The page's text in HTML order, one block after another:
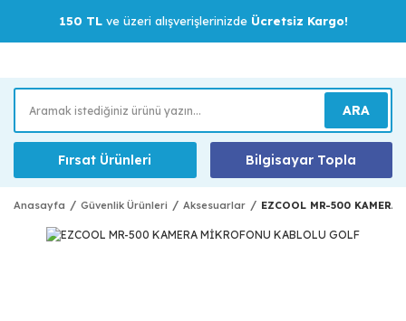
150 TLve üzeri alışverişlerinizde Ücretsiz Kargo!
ARA
Fırsat Ürünleri Bilgisayar Topla
Anasayfa Güvenlik Ürünleri Aksesuarlar EZCOOL MR-500